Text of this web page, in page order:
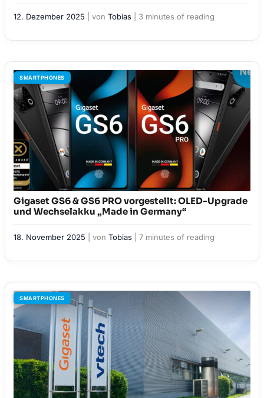
12. Dezember 2025 | von Tobias 3 minutes of reading
Gigaset GS6 & GS6 PRO vorgestellt: OLED-Upgrade
und Wechselakku „Made in Germany“
18. November 2025 | von Tobias 7 minutes of reading
SMARTPHONES
SMARTPHONES